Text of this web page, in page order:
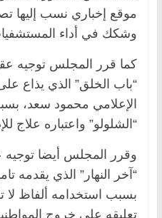
موقع إخباري نسب إليها
وشكك في أداء
كما قرر المجلس توجيه
“باب الخلق” الذي يذاع على
الإعلامي محمود سعد،
“الشلولو” واعتباره علاج
وقرر المجلس أيضا توجيه
“آخر النهار” الذي يقدمه
بسبب استخدامه ألفاظ لا
تعليقه على خروج